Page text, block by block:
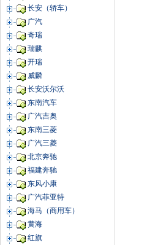
长安（轿车）
广汽
奇瑞
瑞麒
开瑞
威麟
长安沃尔沃
东南汽车
广汽吉奥
东南三菱
广汽三菱
北京奔驰
福建奔驰
东风小康
广汽菲亚特
海马（商用车）
黄海
红旗